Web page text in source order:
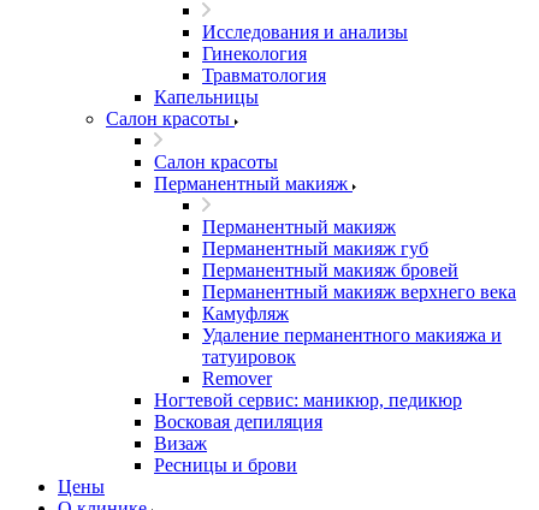
Исследования и анализы
Гинекология
Травматология
Капельницы
Салон красоты
Салон красоты
Перманентный макияж
Перманентный макияж
Перманентный макияж губ
Перманентный макияж бровей
Перманентный макияж верхнего века
Камуфляж
Удаление перманентного макияжа и
татуировок
Remover
Ногтевой сервис: маникюр, педикюр
Восковая депиляция
Визаж
Ресницы и брови
Цены